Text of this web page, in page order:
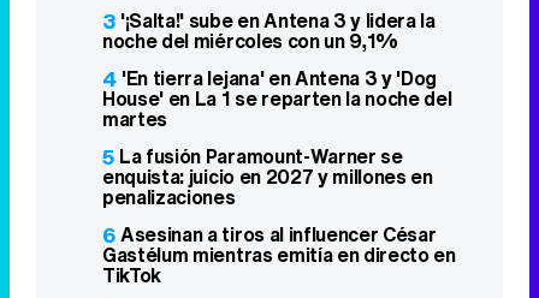
3 '¡Salta!' sube en Antena 3 y lidera la
noche del miércoles con un 9,1%
4 'En tierra lejana' en Antena 3 y 'Dog
House' en La 1 se reparten la noche del
martes
5 La fusión Paramount-Warner se
enquista: juicio en 2027 y millones en
penalizaciones
6Asesinan a tiros al influencer César
Gastélum mientras emitía en directo en
TikTok